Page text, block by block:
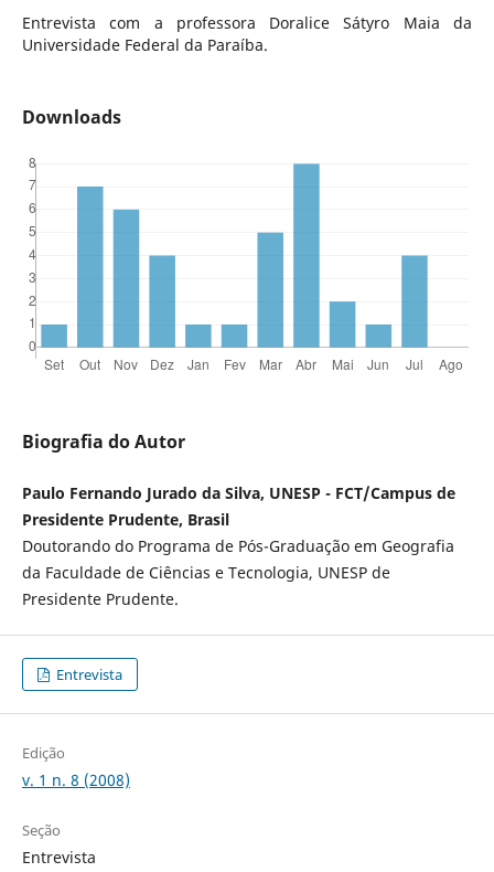
Entrevista com a professora Doralice Sátyro Maia da
Universidade Federal da Paraíba.
Downloads
Biografia do Autor
Paulo Fernando Jurado da Silva, UNESP - FCT/Campus de
Presidente Prudente, Brasil
Doutorando do Programa de Pós-Graduação em Geografia
da Faculdade de Ciências e Tecnologia, UNESP de
Presidente Prudente.
Entrevista
Edição
v. 1 n. 8 (2008)
Seção
Entrevista